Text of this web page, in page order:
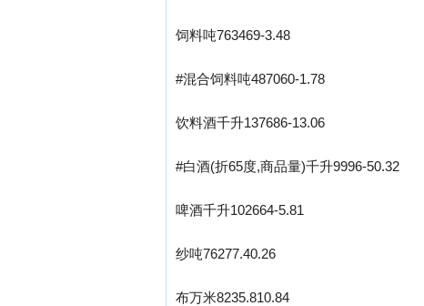
饲料吨763469-3.48
#混合饲料吨487060-1.78
饮料酒千升137686-13.06
#白酒(折65度,商品量)千升9996-50.32
啤酒千升102664-5.81
纱吨76277.40.26
布万米8235.810.84